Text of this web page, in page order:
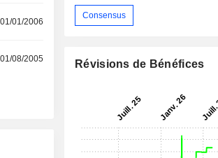
01/01/2006
01/08/2005
Consensus
Révisions de Bénéfices